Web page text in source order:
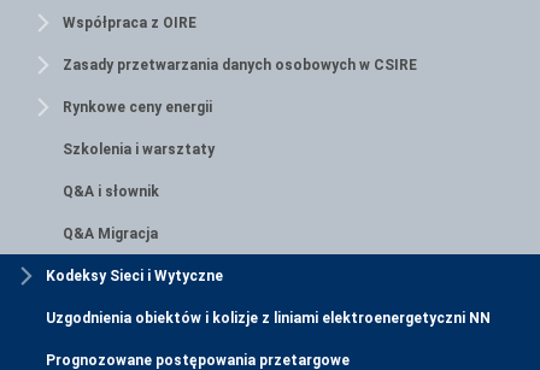
Współpraca z OIRE
Zasady przetwarzania danych osobowych w CSIRE
Rynkowe ceny energii
Szkolenia i warsztaty
Q&A i słownik
Q&A Migracja
Kodeksy Sieci i Wytyczne
Uzgodnienia obiektów i kolizje z liniami elektroenergetyczni NN
Prognozowane postępowania przetargowe